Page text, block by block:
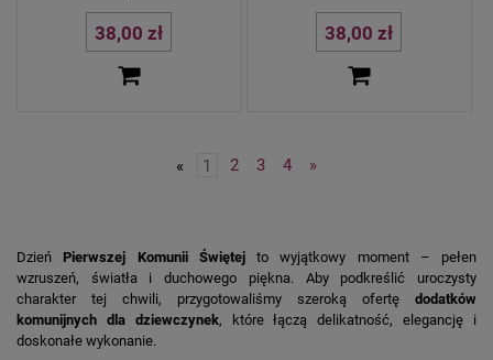
38,00 zł 38,00 zł
« 1 2 3 4 »
Dzień Pierwszej Komunii Świętejto wyjątkowy moment – pełen
wzruszeń, światła i duchowego piękna. Aby podkreślić uroczysty
charakter tej chwili, przygotowaliśmy szeroką ofertę dodatków
komunijnych dla dziewczynek, które łączą delikatność, elegancję i
doskonałe wykonanie.